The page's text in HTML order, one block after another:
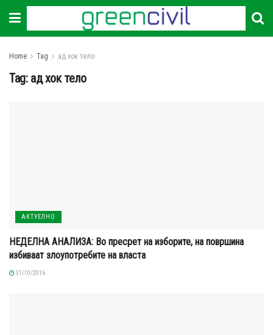
Home Tag ад хок тело
Tag: ад хок тело
АКТУЕЛНО
НЕДЕЛНА АНАЛИЗА: Во пресрет на изборите, на површина
избиваат злоупотребите на власта
31/10/2016